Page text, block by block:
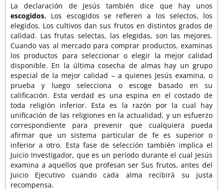
La declaración de Jesús también dice que hay unos
escogidos. Los escogidos se refieren a los selectos, los
elegidos. Los cultivos dan sus frutos en distintos grados de
calidad. Las frutas selectas, las elegidas, son las mejores.
Cuando vas al mercado para comprar productos, examinas
los productos para seleccionar o elegir la mejor calidad
disponible. En la última cosecha de almas hay un grupo
especial de la mejor calidad – a quienes Jesús examina, o
prueba y luego selecciona o escoge basado en su
calificación. Esta verdad es una espina en el costado de
toda religión inferior. Esta es la razón por la cual hay
unificación de las religiones en la actualidad, y un esfuerzo
correspondiente para prevenir que cualquiera pueda
afirmar que un sistema particular de fe es superior o
inferior a otro. Esta fase de selección también implica el
Juicio Investigador, que es un período durante el cual Jesús
examina a aquellos que profesan ser Sus frutos, antes del
Juicio Ejecutivo cuando cada alma recibirá su justa
recompensa.